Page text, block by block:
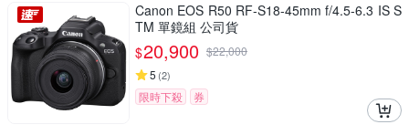
Canon EOS R50 RF-S18-45mm f/4.5-6.3 IS S
TM 單鏡組 公司貨
$20,900 $22,000
5 (2)
限時下殺 券